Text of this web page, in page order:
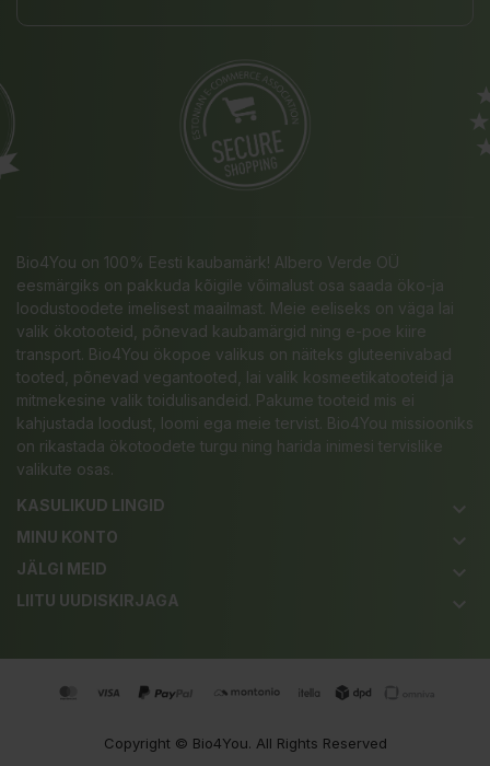
Bio4You on 100% Eesti kaubamärk! Albero Verde OÜ
eesmärgiks on pakkuda kõigile võimalust osa saada öko-ja
loodustoodete imelisest maailmast. Meie eeliseks on väga lai
valik ökotooteid, põnevad kaubamärgid ning e-poe kiire
transport. Bio4You ökopoe valikus on näiteks gluteenivabad
tooted, põnevad vegantooted, lai valik kosmeetikatooteid ja
mitmekesine valik toidulisandeid. Pakume tooteid mis ei
kahjustada loodust, loomi ega meie tervist. Bio4You missiooniks
on rikastada ökotoodete turgu ning harida inimesi tervislike
valikute osas.
KASULIKUD LINGID
keyboard_arrow_down
MINU KONTO keyboard_arrow_down
JÄLGI MEID keyboard_arrow_down
LIITU UUDISKIRJAGA keyboard_arrow_down
Copyright © Bio4You. All Rights Reserved